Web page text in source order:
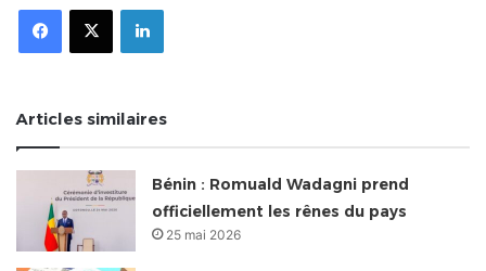
FacebookX Linkedin
Articles similaires
Bénin : Romuald Wadagni prend
officiellement les rênes du pays
25 mai 2026